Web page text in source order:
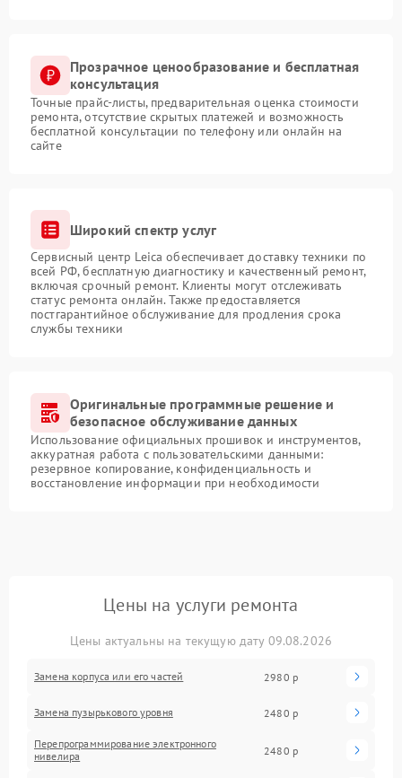
Прозрачное ценообразование и бесплатная
консультация
Точные прайс-листы, предварительная оценка стоимости
ремонта, отсутствие скрытых платежей и возможность
бесплатной консультации по телефону или онлайн на
сайте
Широкий спектр услуг
Сервисный центр Leica обеспечивает доставку техники по
всей РФ, бесплатную диагностику и качественный ремонт,
включая срочный ремонт. Клиенты могут отслеживать
статус ремонта онлайн. Также предоставляется
постгарантийное обслуживание для продления срока
службы техники
Оригинальные программные решение и
безопасное обслуживание данных
Использование официальных прошивок и инструментов,
аккуратная работа с пользовательскими данными:
резервное копирование, конфиденциальность и
восстановление информации при необходимости
Цены на услуги ремонта
Цены актуальны на текущую дату 09.08.2026
Замена корпуса или его частей 2980 р
Замена пузырькового уровня 2480 р
Перепрограммирование электронного
нивелира
2480 р